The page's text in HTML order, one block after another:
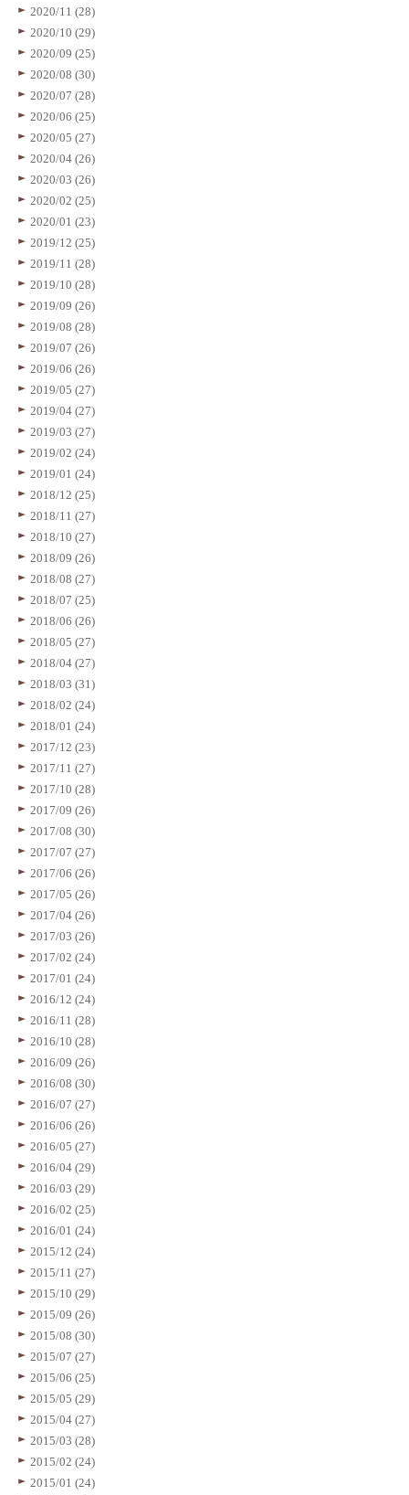
2020/11 (28)
2020/10 (29)
2020/09 (25)
2020/08 (30)
2020/07 (28)
2020/06 (25)
2020/05 (27)
2020/04 (26)
2020/03 (26)
2020/02 (25)
2020/01 (23)
2019/12 (25)
2019/11 (28)
2019/10 (28)
2019/09 (26)
2019/08 (28)
2019/07 (26)
2019/06 (26)
2019/05 (27)
2019/04 (27)
2019/03 (27)
2019/02 (24)
2019/01 (24)
2018/12 (25)
2018/11 (27)
2018/10 (27)
2018/09 (26)
2018/08 (27)
2018/07 (25)
2018/06 (26)
2018/05 (27)
2018/04 (27)
2018/03 (31)
2018/02 (24)
2018/01 (24)
2017/12 (23)
2017/11 (27)
2017/10 (28)
2017/09 (26)
2017/08 (30)
2017/07 (27)
2017/06 (26)
2017/05 (26)
2017/04 (26)
2017/03 (26)
2017/02 (24)
2017/01 (24)
2016/12 (24)
2016/11 (28)
2016/10 (28)
2016/09 (26)
2016/08 (30)
2016/07 (27)
2016/06 (26)
2016/05 (27)
2016/04 (29)
2016/03 (29)
2016/02 (25)
2016/01 (24)
2015/12 (24)
2015/11 (27)
2015/10 (29)
2015/09 (26)
2015/08 (30)
2015/07 (27)
2015/06 (25)
2015/05 (29)
2015/04 (27)
2015/03 (28)
2015/02 (24)
2015/01 (24)